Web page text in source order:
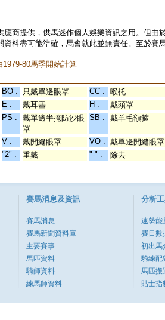
應商提供，供馬迷作個人娛樂資訊之用。但
資料盡可能準確，馬會就此並無責任。至於賽
80馬季開始計算
BO : 只戴單邊眼罩 CC :
喉托
E : 戴耳塞 H :
戴頭罩
PS :
戴單邊半掩防沙眼
罩
SB : 戴羊毛額箍
V : 戴開縫眼罩 VO : 戴單邊開縫眼罩
"2" : 重戴 "-" : 除去
賽馬消息及資訊
賽馬消息
賽馬新聞資料庫
主要賽事
馬匹資料
騎師資料
練馬師資料
分析
速勢能
賽日數
初出馬
騎練配
馬匹搬
貼士指